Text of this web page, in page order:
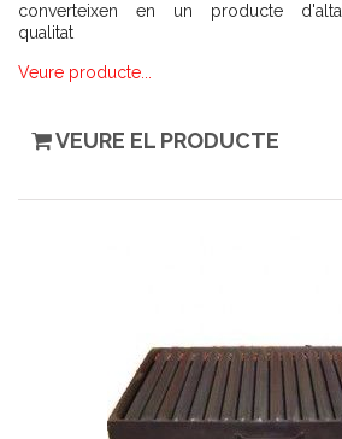
converteixen en un producte d'alta
qualitat
Veure producte...
VEURE EL PRODUCTE